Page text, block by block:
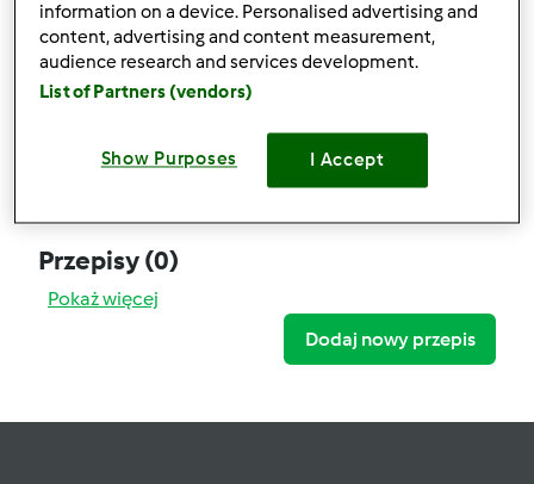
Który model Thermomix ® posiadasz?
Thermomix ® TM 5
Przepisy(0)
Pokaż więcej
Dodaj nowy przepis
information on a device. Personalised advertising and
content, advertising and content measurement,
audience research and services development.
List of Partners (vendors)
Show Purposes I Accept